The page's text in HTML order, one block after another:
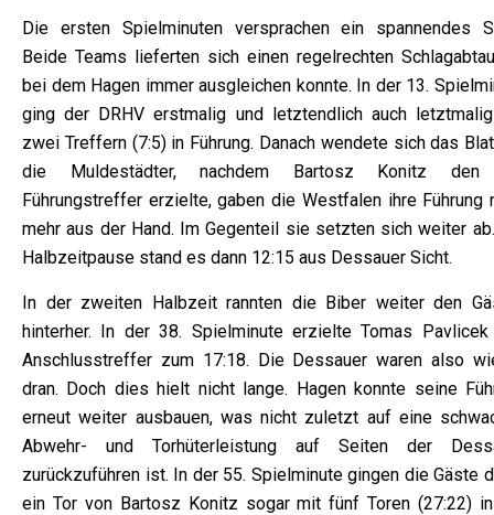
Die ersten Spielminuten versprachen ein spannendes
Beide Teams lieferten sich einen regelrechten
bei dem Hagen immer ausgleichen konnte. In der 13.
ging der DRHV erstmalig und letztendlich auch
zwei Treffern (7:5) in Führung. Danach wendete sich das
die Muldestädter, nachdem Bartosz Konitz den
Führungstreffer erzielte, gaben die Westfalen ihre Führung
mehr aus der Hand. Im Gegenteil sie setzten sich weiter
Halbzeitpause stand es dann 12:15 aus Dessauer Sicht.
In der zweiten Halbzeit rannten die Biber weiter den
hinterher. In der 38. Spielminute erzielte Tomas Pavlicek
Anschlusstreffer zum 17:18. Die Dessauer waren also
dran. Doch dies hielt nicht lange. Hagen konnte seine
erneut weiter ausbauen, was nicht zuletzt auf eine
Abwehr- und Torhüterleistung auf Seiten der
zurückzuführen ist. In der 55. Spielminute gingen die Gäste
ein Tor von Bartosz Konitz sogar mit fünf Toren (27:22)